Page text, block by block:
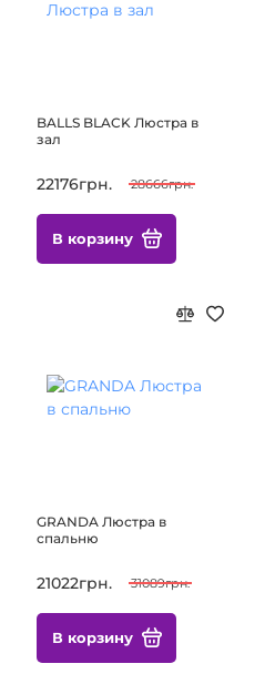
BALLS BLACK Люстра в
зал
22176грн. 28666грн.
В корзину
GRANDA Люстра в
спальню
21022грн. 31089грн.
В корзину